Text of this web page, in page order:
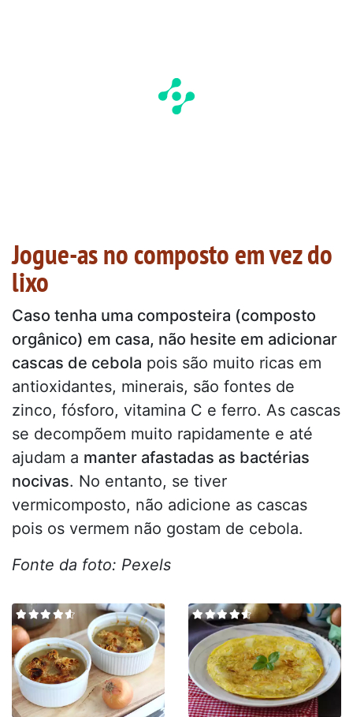
Jogue-as no composto em vez do
lixo
Caso tenha uma composteira (composto
orgânico) em casa, não hesite em adicionar
cascas de cebola pois são muito ricas em
antioxidantes, minerais, são fontes de
zinco, fósforo, vitamina C e ferro. As cascas
se decompõem muito rapidamente e até
ajudam a manter afastadas as bactérias
nocivas. No entanto, se tiver
vermicomposto, não adicione as cascas
pois os vermem não gostam de cebola.
Fonte da foto: Pexels